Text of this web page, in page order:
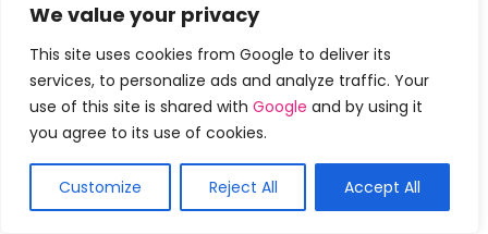
We value your privacy
This site uses cookies from Google to deliver its
services, to personalize ads and analyze traffic. Your
use of this site is shared with Google and by using it
you agree to its use of cookies.
Customize Reject All Accept All
duas cores ricas que são vermelhas e marrons. Esta cor
aquece qualquer aparência. Você pode adicionar uma
cor avermelhada às pontas e realça suas dicas para um
toque final sexy.
2.) Castanho Escuro com
Extremidades Douradas Dipadas